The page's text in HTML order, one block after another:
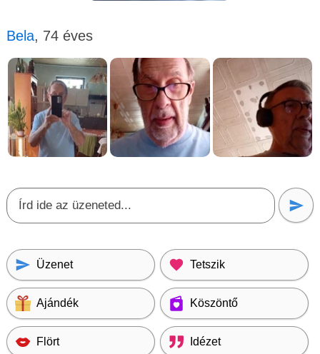
Bela, 74 éves
Üzenet Tetszik
Ajándék Köszöntő
Flört Idézet